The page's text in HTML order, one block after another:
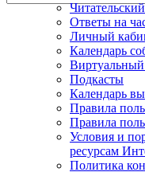
Ответы на
Личный
Календарь
Подкасты
Календарь
Правила
Правила
Условия и
ресурсам
Политика